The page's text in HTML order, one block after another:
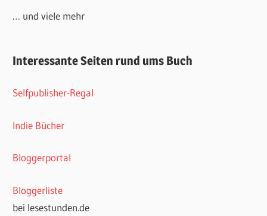
… und viele mehr
Interessante Seiten rund ums Buch
Selfpublisher-Regal
Indie Bücher
Bloggerportal
Bloggerliste
bei lesestunden.de